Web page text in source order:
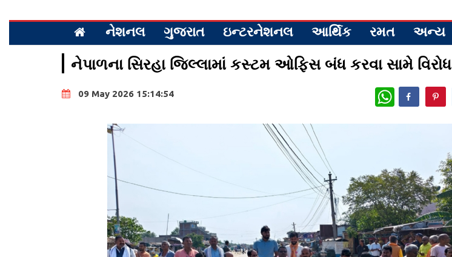
નેશનલ ગુજરાત ઇન્ટરનેશનલ આર્થિક રમત અન્ય
નેપાળના સિરહા જિલ્લામાં કસ્ટમ ઓફિસ બંધ કરવા સામે વિરોધ
09 May 2026 15:14:54 WhatsApp